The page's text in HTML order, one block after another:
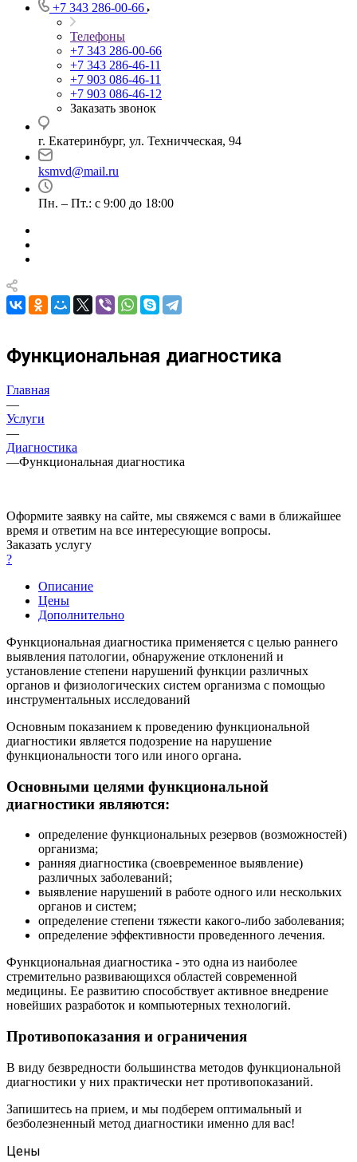
+7 343 286-00-66
Телефоны
+7 343 286-00-66
+7 343 286-46-11
+7 903 086-46-11
+7 903 086-46-12
Заказать звонок
г. Екатеринбург, ул. Техничческая, 94
ksmvd@mail.ru
Пн. – Пт.: с 9:00 до 18:00
Функциональная диагностика
Главная
—
Услуги
—
Диагностика
—Функциональная диагностика
Оформите заявку на сайте, мы свяжемся с вами в ближайшее
время и ответим на все интересующие вопросы.
Заказать услугу
?
Описание
Цены
Дополнительно
Функциональная диагностика применяется с целью раннего
выявления патологии, обнаружение отклонений и
установление степени нарушений функции различных
органов и физиологических систем организма с помощью
инструментальных исследований
Основным показанием к проведению функциональной
диагностики является подозрение на нарушение
функциональности того или иного органа.
Основными целями функциональной
диагностики являются:
определение функциональных резервов (возможностей)
организма;
ранняя диагностика (своевременное выявление)
различных заболеваний;
выявление нарушений в работе одного или нескольких
органов и систем;
определение степени тяжести какого-либо заболевания;
определение эффективности проведенного лечения.
Функциональная диагностика - это одна из наиболее
стремительно развивающихся областей современной
медицины. Ее развитию способствует активное внедрение
новейших разработок и компьютерных технологий.
Противопоказания и ограничения
В виду безвредности большинства методов функциональной
диагностики у них практически нет противопоказаний.
Запишитесь на прием, и мы подберем оптимальный и
безболезненный метод диагностики именно для вас!
Цены